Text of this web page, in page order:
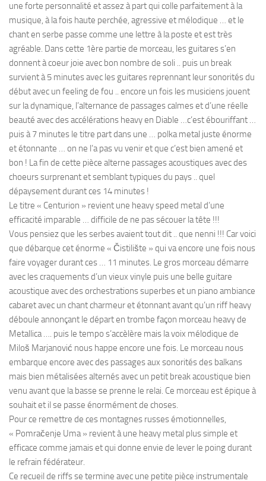
une forte personnalité et assez à part qui colle parfaitement à la
musique, à la fois haute perchée, agressive et mélodique … et le
chant en serbe passe comme une lettre à la poste et est très
agréable. Dans cette 1ère partie de morceau, les guitares s’en
donnent à coeur joie avec bon nombre de soli .. puis un break
survient à 5 minutes avec les guitares reprennant leur sonorités du
début avec un feeling de fou .. encore un fois les musiciens jouent
sur la dynamique, l’alternance de passages calmes et d’une réelle
beauté avec des accélérations heavy en Diable …c’est ébouriffant …
puis à 7 minutes le titre part dans une … polka metal juste énorme
et étonnante … on ne l’a pas vu venir et que c’est bien amené et
bon ! La fin de cette pièce alterne passages acoustiques avec des
choeurs surprenant et semblant typiques du pays .. quel
dépaysement durant ces 14 minutes !
Le titre « Centurion » revient une heavy speed metal d’une
efficacité imparable … difficile de ne pas sécouer la tête !!!
Vous pensiez que les serbes avaient tout dit .. que nenni !!! Car voici
que débarque cet énorme « Čistilište » qui va encore une fois nous
faire voyager durant ces … 11 minutes. Le gros morceau démarre
avec les craquements d’un vieux vinyle puis une belle guitare
acoustique avec des orchestrations superbes et un piano ambiance
cabaret avec un chant charmeur et étonnant avant qu’un riff heavy
déboule annonçant le départ en trombe façon morceau heavy de
Metallica …. puis le tempo s’accèlère mais la voix mélodique de
Miloš Marjanović nous happe encore une fois. Le morceau nous
embarque encore avec des passages aux sonorités des balkans
mais bien métalisées alternés avec un petit break acoustique bien
venu avant que la basse se prenne le relai. Ce morceau est épique à
souhait et il se passe énormément de choses.
Pour ce remettre de ces montagnes russes émotionnelles,
« Pomračenje Uma » revient à une heavy metal plus simple et
efficace comme jamais et qui donne envie de lever le poing durant
le refrain fédérateur.
Ce recueil de riffs se termine avec une petite pièce instrumentale